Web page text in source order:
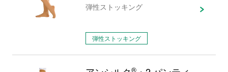
弾性ストッキング
弾性ストッキング
®